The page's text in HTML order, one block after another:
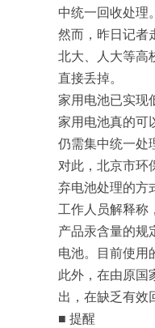
中统一回收处理
然而，昨日记者
北大、人大等高
直接丢掉。
家用电池已实现
家用电池真的可
仍需集中统一处
对此，北京市环
弃电池处理的方
工作人员解释称
产品汞含量的规
电池。目前使用
此外，在由原国
出，在缺乏有效
■ 提醒